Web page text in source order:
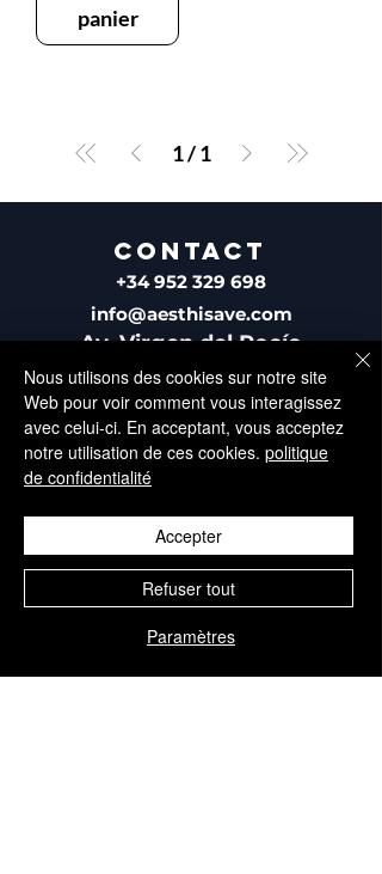
panier
1/ 1
CONTACT
+34 952 329 698
info@aesthisave.com
Av. Virgen del Rocío
C.C La Colonia, CNC, 18
29670, San Pedro de
Alcántara
Malaga, Espagne
SERVICE CLIENTÈLE
+34 650 810 249
Nous utilisons des cookies sur notre site
Web pour voir comment vous interagissez
avec celui-ci. En acceptant, vous acceptez
notre utilisation de ces cookies. politique
de confidentialité
Paramètres
Refuser tout
Accepter